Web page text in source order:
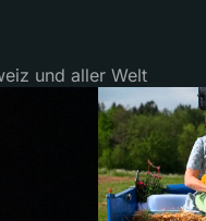
und aller Welt